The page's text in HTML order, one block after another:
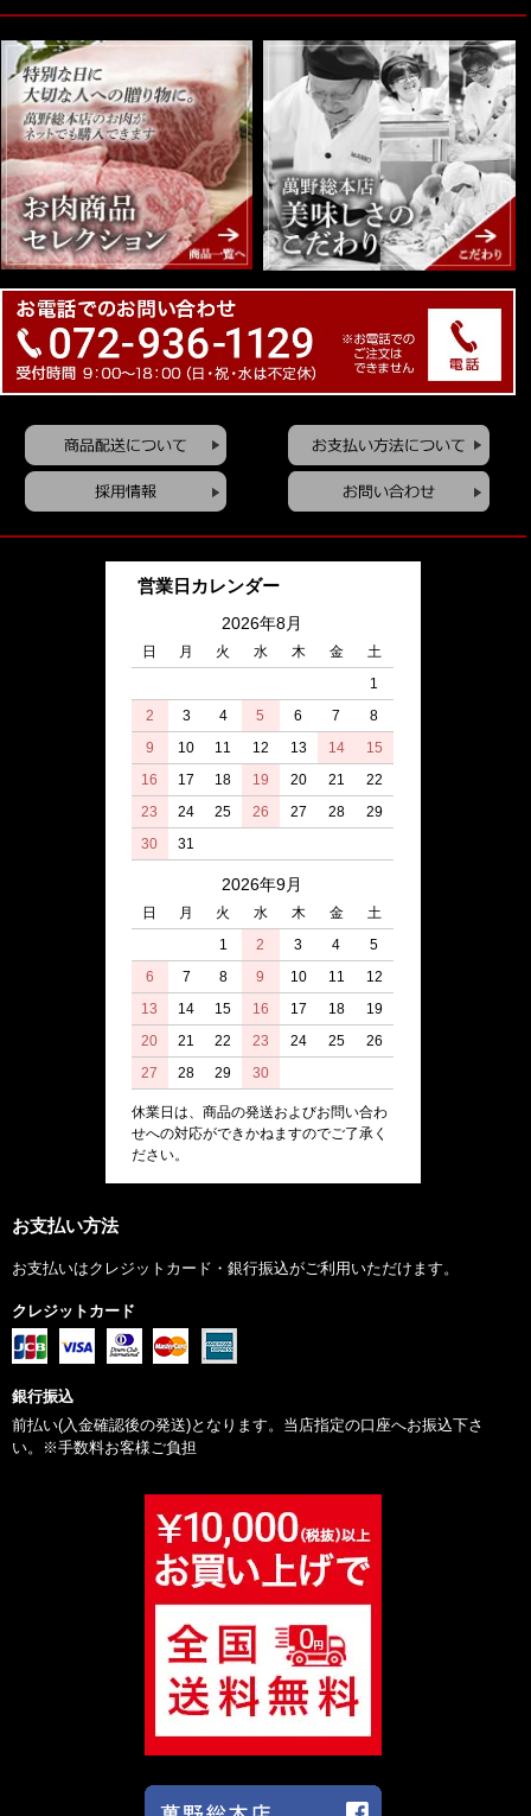
営業日カレンダー
2026年8月
日 月 火 水 木 金
土
1
2
3 4 5 6 7
8
9
10 11 12 13 14
15
16
17 18 19 20 21
22
23
24 25 26 27 28
29
30
31
2026年9月
日 月 火 水 木 金
土
1
2 3 4
5
6
7 8 9 10 11
12
13
14 15 16 17 18
19
20
21 22 23 24 25
26
27
28 29 30
休業日は、商品の発送およびお問い合わ
せへの対応ができかねますのでご了承く
ださい。
お支払い方法
お支払いはクレジットカード・銀行振込がご利用いただけます。
クレジットカード
銀行振込
前払い(入金確認後の発送)となります。当店指定の口座へお振込下さ
い。※手数料お客様ご負担